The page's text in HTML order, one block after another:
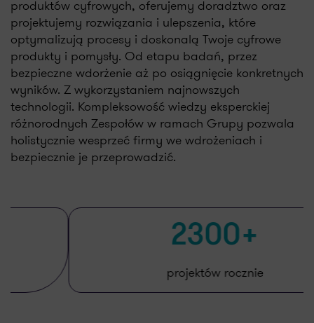
produktów cyfrowych, oferujemy doradztwo oraz
projektujemy rozwiązania i ulepszenia, które
optymalizują procesy i doskonalą Twoje cyfrowe
produkty i pomysły. Od etapu badań, przez
bezpieczne wdorżenie aż po osiągnięcie konkretnych
wyników. Z wykorzystaniem najnowszych
technologii. Kompleksowość wiedzy eksperckiej
różnorodnych Zespołów w ramach Grupy pozwala
holistycznie wesprzeć firmy we wdrożeniach i
bezpiecznie je przeprowadzić.
2300+
projektów rocznie